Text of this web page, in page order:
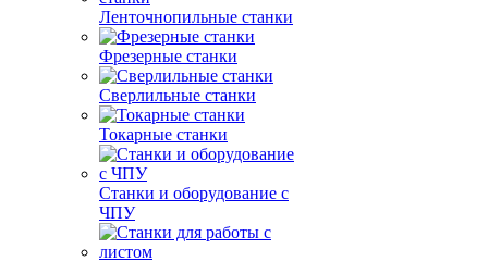
Ленточнопильные станки
Фрезерные станки
Сверлильные станки
Токарные станки
Станки и оборудование с
ЧПУ